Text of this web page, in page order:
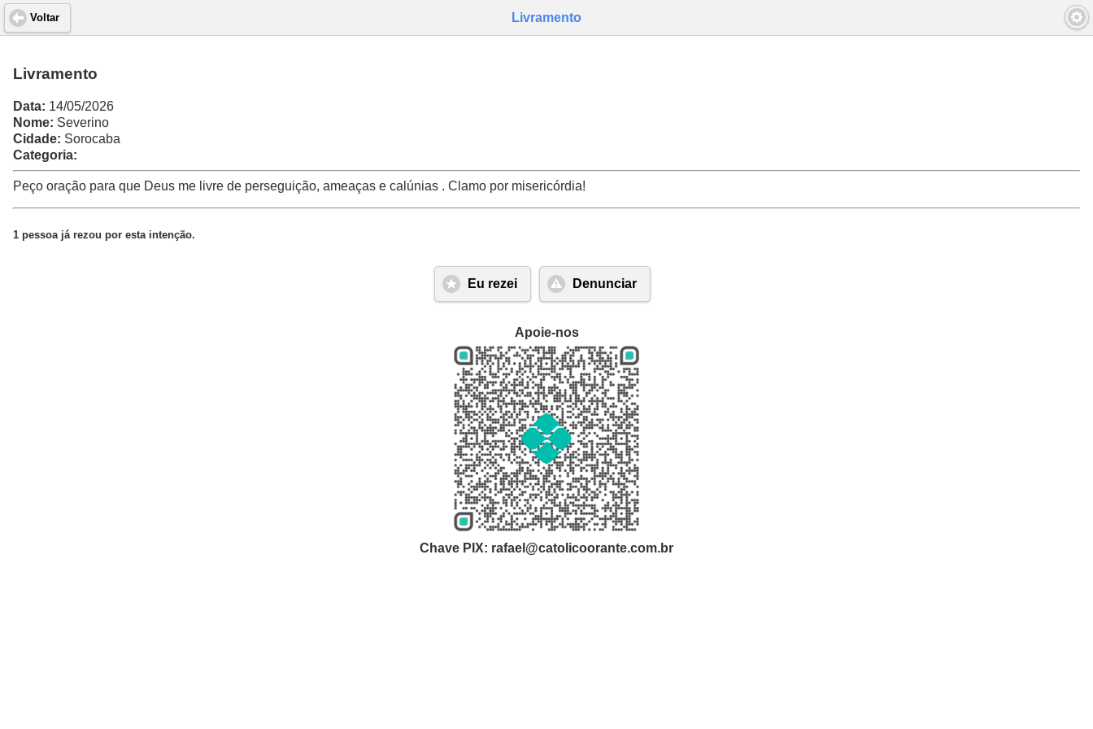
Livramento
Voltar
Livramento
Data: 14/05/2026
Nome: Severino
Cidade: Sorocaba
Categoria:
Peço oração para que Deus me livre de perseguição, ameaças e calúnias . Clamo por misericórdia!
1 pessoa já rezou por esta intenção.
Eu rezei Denunciar
Apoie-nos
Chave PIX: rafael@catolicoorante.com.br